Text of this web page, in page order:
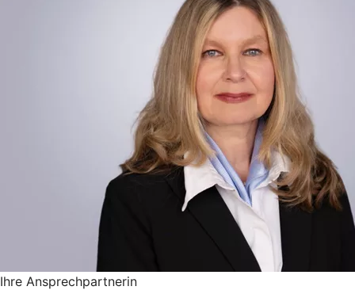
Ihre Ansprechpartnerin